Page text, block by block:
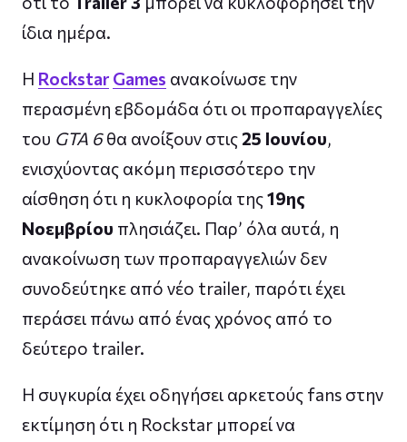
ίδια ημέρα.
Η Rockstar Games ανακοίνωσε την
περασμένη εβδομάδα ότι οι προπαραγγελίες
του GTA 6θα ανοίξουν στις 25 Ιουνίου,
ενισχύοντας ακόμη περισσότερο την
αίσθηση ότι η κυκλοφορία της19ης
Νοεμβρίου πλησιάζει. Παρ’ όλα αυτά, η
ανακοίνωση των προπαραγγελιών δεν
συνοδεύτηκε από νέο trailer, παρότι έχει
περάσει πάνω από ένας χρόνος από το
δεύτερο trailer.
Η συγκυρία έχει οδηγήσει αρκετούς fans στην
εκτίμηση ότι η Rockstar μπορεί να